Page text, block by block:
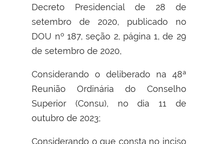
Decreto Presidencial de 28 de
setembro de 2020, publicado no
DOU nº 187, seção 2, página 1, de 29
de setembro de 2020,
Considerando o deliberado na 48ª
Reunião Ordinária do Conselho
Superior (Consu), no dia 11 de
outubro de 2023;
Considerando o que consta no inciso